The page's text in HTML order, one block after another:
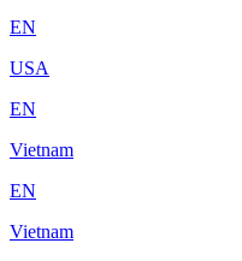
EN
USA
EN
Vietnam
EN
Vietnam